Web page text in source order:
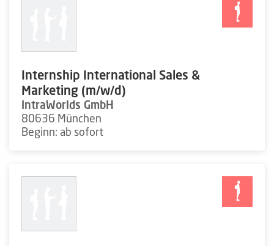
Internship International Sales &
Marketing (m/w/d)
IntraWorlds GmbH
80636 München
Beginn: ab sofort